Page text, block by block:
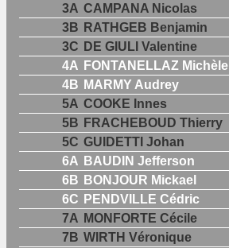
3A CAMPANA Nicolas
3B RATHGEB Benjamin
3C DE GIULI Valentine
4A FONTANELLAZ Michèle
4B MARMY Audrey
5A COOKE Innes
5B FRACHEBOUD Thierry
5C GUIDETTI Johan
6A BAUDIN Jefferson
6B BONJOUR Mickael
6C PENDVILLE Cédric
7A MONFORTE Cécile
7B WIRTH Véronique